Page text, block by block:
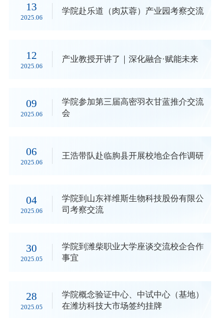
13
2025.06
学院赴乐道（肉苁蓉）产业园考察交流
12
2025.06
​产业教授开讲了｜深化融合·赋能未来
09
2025.06
学院参加第三届高密羽衣甘蓝推介交流
会
06
2025.06
王浩带队赴临朐县开展校地企合作调研
04
2025.06
学院到山东祥维斯生物科技股份有限公
司考察交流
30
2025.05
学院到潍柴职业大学座谈交流校企合作
事宜
28
2025.05
学院概念验证中心、中试中心（基地）
在潍坊科技大市场签约挂牌